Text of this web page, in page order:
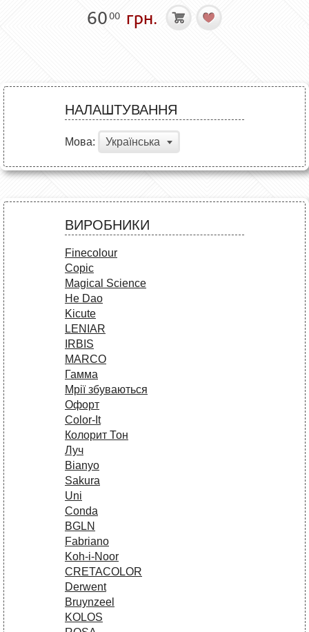
6000 грн.
НАЛАШТУВАННЯ
Мова: Українська
ВИРОБНИКИ
Finecolour
Copic
Magical Science
He Dao
Kicute
LENIAR
IRBIS
MARCO
Гамма
Мрії збуваються
Офорт
Сolor-It
Колорит Тон
Луч
Bianyo
Sakura
Uni
Conda
BGLN
Fabriano
Koh-i-Noor
CRETACOLOR
Derwent
Bruynzeel
KOLOS